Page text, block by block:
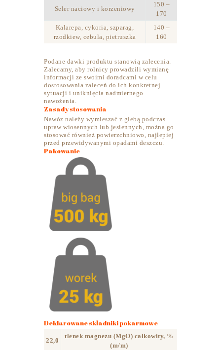
Seler naciowy i korzeniowy
150 –
170
Kalarepa, cykoria, szparag,
rzodkiew, cebula, pietruszka
140 –
160
Podane dawki produktu stanowią zalecenia.
Zalecamy, aby rolnicy prowadzili wymianę
informacji ze swoimi doradcami w celu
dostosowania zaleceń do ich konkretnej
sytuacji i uniknięcia nadmiernego
nawożenia.
Zasady stosowania
Nawóz należy wymieszać z glebą podczas
upraw wiosennych lub jesiennych, można go
stosować również powierzchniowo, najlepiej
przed przewidywanymi opadami deszczu.
Pakowanie
Deklarowane składniki pokarmowe
22,0
tlenek magnezu (MgO) całkowity, %
(m/m)